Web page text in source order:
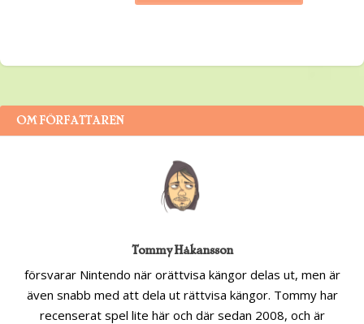
OM FÖRFATTAREN
Tommy Håkansson
försvarar Nintendo när orättvisa kängor delas ut, men är
även snabb med att dela ut rättvisa kängor. Tommy har
recenserat spel lite här och där sedan 2008, och är